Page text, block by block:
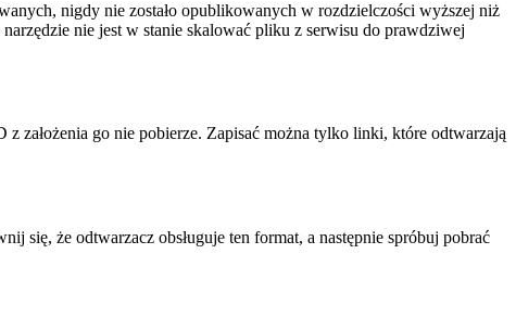
nigdy nie zostało opublikowanych w rozdzielczości wyższej niż
nie jest w stanie skalować pliku z serwisu do prawdziwej
założenia go nie pobierze. Zapisać można tylko linki, które odtwarzają
się, że odtwarzacz obsługuje ten format, a następnie spróbuj pobrać